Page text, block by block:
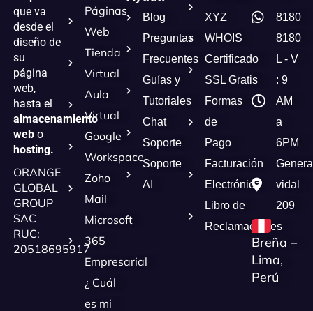
que va
desde el
diseño de
su
página
web,
hasta el
almacenamiento
webo
hosting.
ORANGE
GLOBAL
GROUP
SAC
RUC:
20518695917
Páginas
Web
Tienda
Virtual
Aula
Virtual
Google
Workspace
Zoho
Mail
Microsoft
365
Empresarial
¿ Cuál
es mi
Blog
Preguntas
Frecuentes
Guías y
Tutoriales
Chat
Soporte
Soporte
AI
XYZ
WHOIS
Certificado
SSL Gratis
Formas
de
Pago
Facturación
Electrónica
Libro de
Reclamaciones
8180
8180
L - V
: 9
AM
a
6PM
vidal
209
Breña –
Lima,
Perú